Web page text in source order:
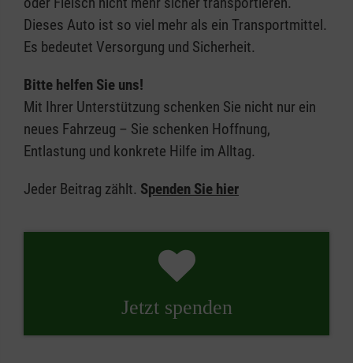
Dieses Auto ist so viel mehr als ein Transportmittel.
Es bedeutet Versorgung und Sicherheit.
Bitte helfen Sie uns!
Mit Ihrer Unterstützung schenken Sie nicht nur ein
neues Fahrzeug – Sie schenken Hoffnung,
Entlastung und konkrete Hilfe im Alltag.
Jeder Beitrag zählt. Spenden Sie hier
Jetzt spenden